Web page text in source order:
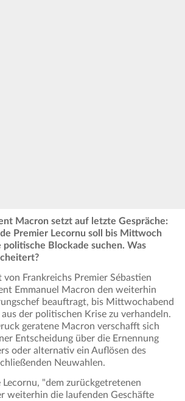
Macron setzt auf letzte Gespräche:
Premier Lecornu soll bis Mittwoch
politische Blockade suchen. Was
Frankreichs Premier Sébastien
Emmanuel Macron den weiterhin
beauftragt, bis Mittwochabend
der politischen Krise zu verhandeln.
geratene Macron verschafft sich
Entscheidung über die Ernennung
oder alternativ ein Auflösen des
Neuwahlen.
Lecornu, "dem zurückgetretenen
weiterhin die laufenden Geschäfte